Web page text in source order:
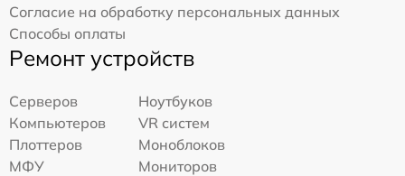
Согласие на обработку персональных данных
Способы оплаты
Ремонт устройств
Серверов
Ноутбуков
Компьютеров
VR систем
Плоттеров
Моноблоков
МФУ
Мониторов